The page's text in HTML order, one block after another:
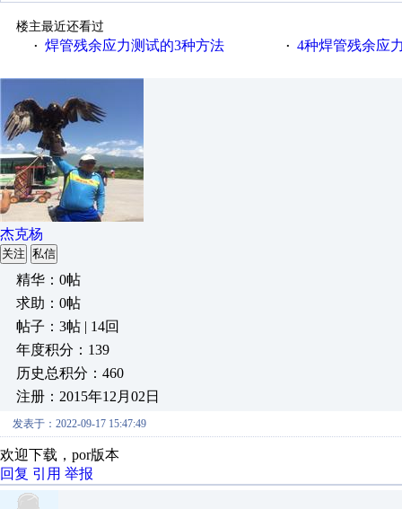
楼主最近还看过
· 焊管残余应力测试的3种方法 · 4种焊管残余应
杰克杨
关注 私信
精华：0帖
求助：0帖
帖子：3帖 | 14回
年度积分：139
历史总积分：460
注册：2015年12月02日
发表于：2022-09-17 15:47:49
欢迎下载，por版本
回复 引用 举报